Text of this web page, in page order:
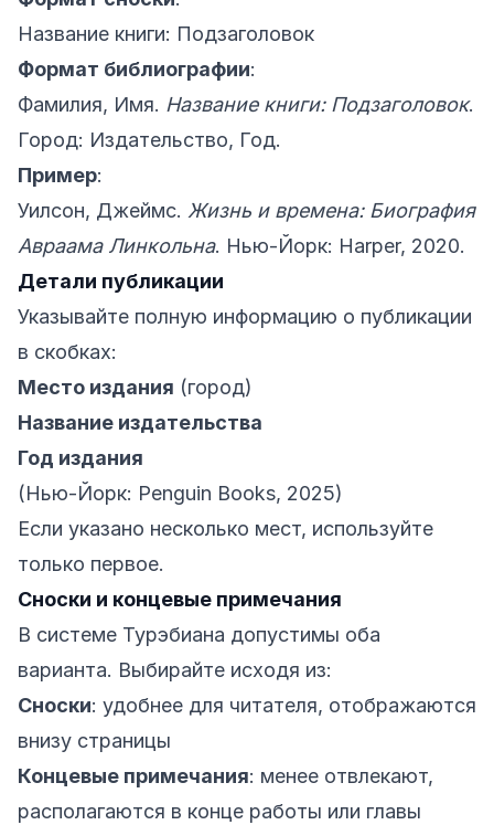
Название книги: Подзаголовок
Формат библиографии:
Фамилия, Имя. Название книги: Подзаголовок.
Город: Издательство, Год.
Пример:
Уилсон, Джеймс. Жизнь и времена: Биография
Авраама Линкольна. Нью-Йорк: Harper, 2020.
Детали публикации
Указывайте полную информацию о публикации
в скобках:
Место издания (город)
Название издательства
Год издания
(Нью-Йорк: Penguin Books, 2025)
Если указано несколько мест, используйте
только первое.
Сноски и концевые примечания
В системе Турэбиана допустимы оба
варианта. Выбирайте исходя из:
Сноски: удобнее для читателя, отображаются
внизу страницы
Концевые примечания: менее отвлекают,
располагаются в конце работы или главы